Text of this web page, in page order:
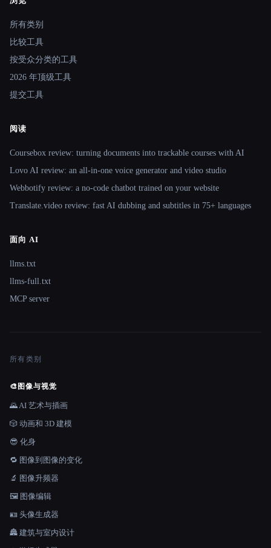
Site navigation
所有类别
比较工具
按受众分类的工具
2026 年顶级工具
提交工具
阅读
Coursebox review: turning documents into trackable courses with AI
Lovo AI review: an all-in-one voice generator and video studio
Webbotify review: a no-code chatbot trained on your website
Translate.video review: fast AI dubbing and subtitles in 75+ languages
面向 AI
llms.txt
llms-full.txt
MCP server
所有类别
🎨 图像与视觉
🌄 AI 艺术与插画
🎲 动画和 3D 建模
😎 化身
🔁 图像到图像的变化
🔬 图像升频器
🖼️ 图像编辑
🪪 头像生成器
🏯 建筑与室内设计